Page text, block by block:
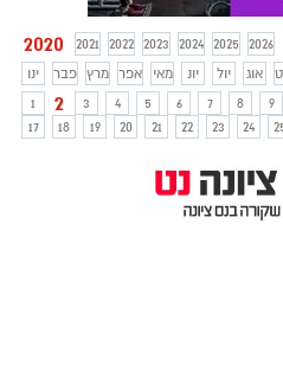
2020 2021 2022 2023 2024 2025
2026
ינו
פבר מרץ אפר מאי יונ יול אוג
1
2 3 4 5 6 7 8 9
17
18 19 20 21 22 23 24